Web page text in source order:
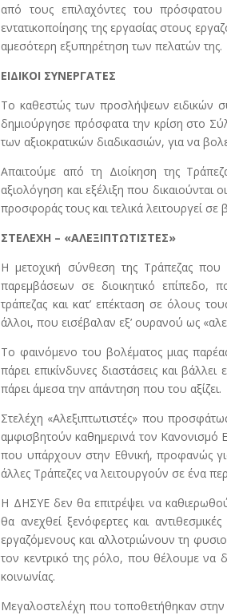
από τους επιλαχόντες του
εντατικοποίησης της εργασίας στους
αμεσότερη εξυπηρέτηση των πελατών της.
ΕΙΔΙΚΟΙ ΣΥΝΕΡΓΑΤΕΣ
Το καθεστώς των προσλήψεων ειδικών
δημιούργησε πρόσφατα την κρίση στο
των αξιοκρατικών διαδικασιών, για να
Απαιτούμε από τη Διοίκηση της
αξιολόγηση και εξέλιξη που δικαιούνται
προσφοράς τους και τελικά λειτουργεί
ΣΤΕΛΕΧΗ – «ΑΛΕΞΙΠΤΩΤΙΣΤΕΣ»
Η μετοχική σύνθεση της Τράπεζας που
παρεμβάσεων σε διοικητικό επίπεδο,
τράπεζας και κατ’ επέκταση σε όλους
άλλοι, που εισέβαλαν εξ’ ουρανού ως
Το φαινόμενο του βολέματος μιας
πάρει επικίνδυνες διαστάσεις και
πάρει άμεσα την απάντηση που του αξίζει.
Στελέχη «Αλεξιπτωτιστές» που
αμφισβητούν καθημερινά τον Κανονισμό
που υπάρχουν στην Εθνική, προφανώς
άλλες Τράπεζες να λειτουργούν σε ένα
Η ΔΗΣΥΕ δεν θα επιτρέψει να
θα ανεχθεί ξενόφερτες και
εργαζόμενους και αλλοτριώνουν τη
τον κεντρικό της ρόλο, που θέλουμε να
κοινωνίας.
Μεγαλοστελέχη που τοποθετήθηκαν